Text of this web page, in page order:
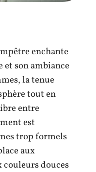
enchante
et son ambiance
la tenue
tout en
entre
est
trop formels
aux
douces